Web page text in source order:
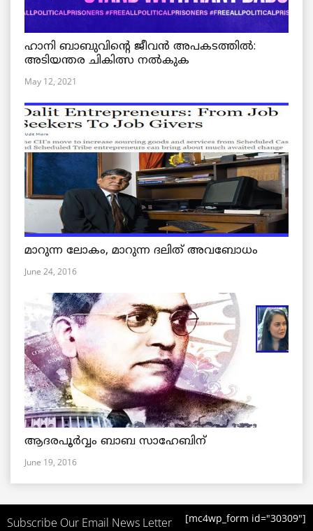
ഹാനി ബാബുവിന്റെ ജീവൻ അപകടത്തിൽ:
അടിയന്തര ചികിത്സ നൽകുക
May 12, 2021
മാറുന്ന ലോകം, മാറുന്ന ദലിത് അവബോധം
June 24, 2016
ആദരപൂര്‍വ്വം ബാബ സാഹേബിന്
June 19, 2016
Subscribe Our Email News Letter [mc4wp_form id="30309"]